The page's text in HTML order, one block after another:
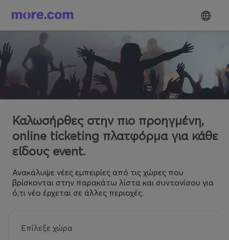
Καλωσήρθες στην πιο προηγμένη,
online ticketing πλατφόρμα για κάθε
είδους event.
Ανακάλυψε νέες εμπειρίες από τις χώρες που
βρίσκονται στην παρακάτω λίστα και συντονίσου για
ό,τι νέο έρχεται σε άλλες περιοχές.
Επίλεξε χώρα